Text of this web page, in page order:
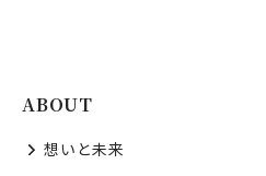
ABOUT
想いと未来